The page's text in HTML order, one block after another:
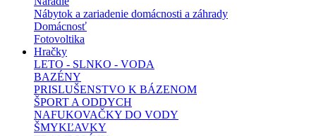
Nábytok a zariadenie domácnosti a záhrady
Domácnosť
Fotovoltika
Hračky
LETO - SLNKO - VODA
BAZÉNY
PRISLUŠENSTVO K BÁZENOM
ŠPORT A ODDYCH
NAFUKOVAČKY DO VODY
ŠMYKĽAVKY